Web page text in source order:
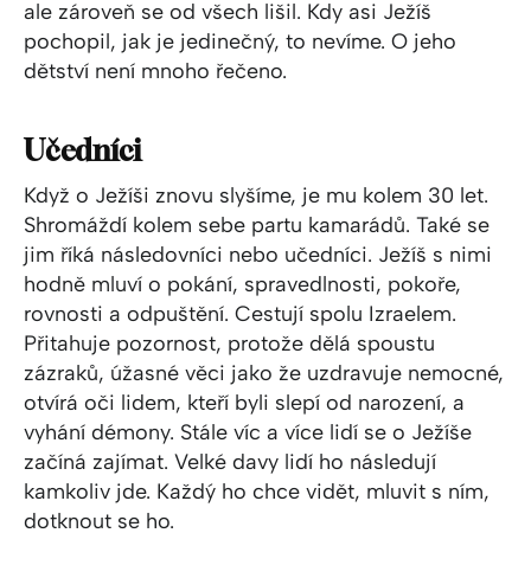
ale zároveň se od všech lišil. Kdy asi Ježíš
pochopil, jak je jedinečný, to nevíme. O jeho
dětství není mnoho řečeno.
Učedníci
Když o Ježíši znovu slyšíme, je mu kolem 30 let.
Shromáždí kolem sebe partu kamarádů. Také se
jim říká následovníci nebo učedníci. Ježíš s nimi
hodně mluví o pokání, spravedlnosti, pokoře,
rovnosti a odpuštění. Cestují spolu Izraelem.
Přitahuje pozornost, protože dělá spoustu
zázraků, úžasné věci jako že uzdravuje nemocné,
otvírá oči lidem, kteří byli slepí od narození, a
vyhání démony. Stále víc a více lidí se o Ježíše
začíná zajímat. Velké davy lidí ho následují
kamkoliv jde. Každý ho chce vidět, mluvit s ním,
dotknout se ho.